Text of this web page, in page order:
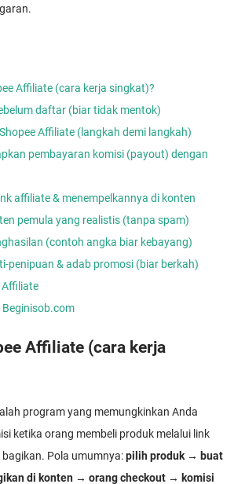
Affiliate (cara kerja singkat)?
daftar (biar tidak mentok)
Affiliate (langkah demi langkah)
pembayaran komisi (payout) dengan
affiliate & menempelkannya di konten
pemula yang realistis (tanpa spam)
(contoh angka biar kebayang)
penipuan & adab promosi (biar berkah)
Affiliate
Beginisob.com
Affiliate (cara kerja
program yang memungkinkan Anda
ketika orang membeli produk melalui link
Pola umumnya:pilih produk → buat
di konten → orang checkout → komisi